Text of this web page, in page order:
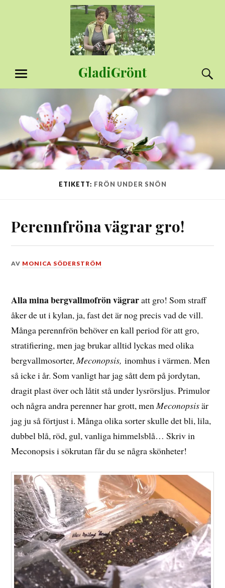
GladiGrönt
MENY
ETIKETT: FRÖN UNDER SNÖN
Perennfröna vägrar gro!
DEN
2016
AV MONICA SÖDERSTRÖM
Alla mina bergvallmofrön vägraratt gro! Som straff
åker de ut i kylan, ja, fast det är nog precis vad de vill.
Många perennfrön behöver en kall period för att gro,
stratifiering, men jag brukar alltid lyckas med olika
bergvallmosorter, Meconopsis, inomhus i värmen. Men
så icke i år. Som vanligt har jag sått dem på jordytan,
dragit plast över och låtit stå under lysrörsljus. Primulor
och några andra perenner har grott, men Meconopsisär
jag ju så förtjust i. Många olika sorter skulle det bli, lila,
dubbel blå, röd, gul, vanliga himmelsblå… Skriv in
Meconopsis i sökrutan får du se några skönheter!